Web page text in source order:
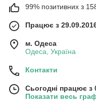
99% позитивних з 158
Працює з
м. Одеса
Одеса, Україна
Контакти
Сьогодні працює з
Показати весь